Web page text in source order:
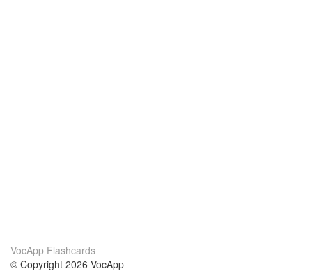
VocApp Flashcards
© Copyright 2026 VocApp